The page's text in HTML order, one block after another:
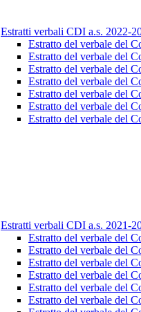
Estratti verbali CDI a.s. 2022-
Estratto del verbale del
Estratto del verbale del
Estratto del verbale del
Estratto del verbale del
Estratto del verbale del
Estratto del verbale del
Estratto del verbale del
Estratti verbali CDI a.s. 2021-
Estratto del verbale del
Estratto del verbale del
Estratto del verbale del
Estratto del verbale del
Estratto del verbale del
Estratto del verbale del